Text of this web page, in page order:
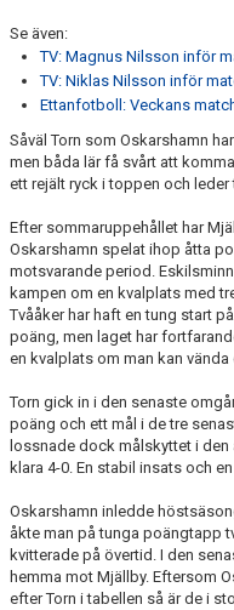
Se även:
TV: Magnus Nilsson inför
TV: Niklas Nilsson inför
Ettanfotboll: Veckans
Såväl Torn som Oskarshamn
men båda lär få svårt att
ett rejält ryck i toppen och
Efter sommaruppehållet har
Oskarshamn spelat ihop åtta
motsvarande period.
kampen om en kvalplats med
Tvååker har haft en tung start
poäng, men laget har
en kvalplats om man kan
Torn gick in i den senaste
poäng och ett mål i de tre
lossnade dock målskyttet i den
klara 4-0. En stabil insats och
Oskarshamn inledde
åkte man på tunga poängtapp
kvitterade på övertid. I den
hemma mot Mjällby. Eftersom
efter Torn i tabellen så är de i